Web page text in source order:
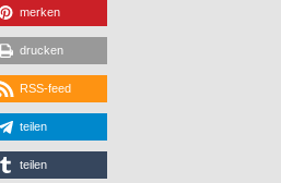
merken
drucken
RSS-feed
teilen
teilen